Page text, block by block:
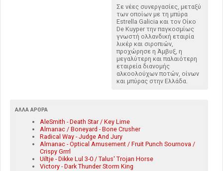
Σε νέες συνεργασίες, μεταξύ
των οποίων με τη μπύρα
Estrella Galicia και τον Οίκο
De Kuyper την παγκοσμίως
γνωστή ολλανδική εταιρία
λικέρ και σιροπιών,
προχώρησε η Άμβυξ, η
μεγαλύτερη και παλαιότερη
εταιρεία διανομής
αλκοολούχων ποτών, οίνων
και μπύρας στην Ελλάδα.
ΆΛΛΑ ΆΡΘΡΑ
AleSmith - Death Star / Key Lime
Almanac / Boneyard - Bone Crusher
Radical Way - Judge And Jury
Almanac - Optical Amusement / Fruit Punch Sournova /
Crispy Grrrl
Uiltje - Dikke Lul 3-0 / Talus' Trojan Horse
Victory - Dark Thunder Storm King